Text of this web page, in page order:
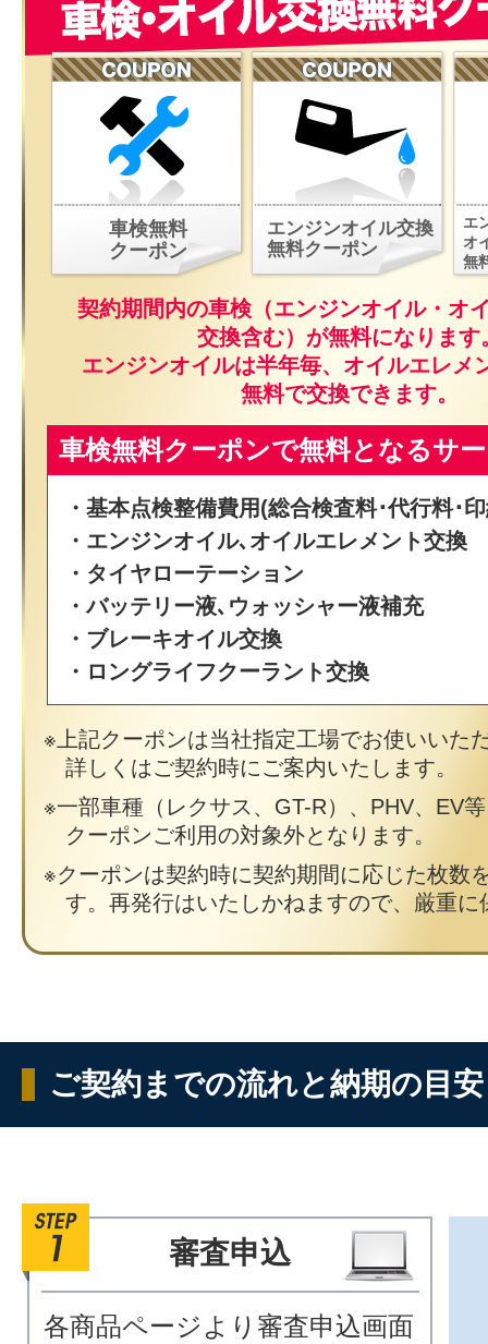
車検無料
クーポン
エンジンオイル交換
無料クーポン
エ
オ
無
契約期間内の車検（エンジンオイル・オ
交換含む）が無料になります
エンジンオイルは半年毎、オイルエレメ
無料で交換できます。
車検無料クーポンで無料となるサ
・基本点検整備費用(総合検査料･代行料･
・エンジンオイル､オイルエレメント交換
・タイヤローテーション
・バッテリー液､ウォッシャー液補充
・ブレーキオイル交換
・ロングライフクーラント交換
上記クーポンは当社指定工場でお使いいた
詳しくはご契約時にご案内いたします。
一部車種（レクサス、GT-R）、PHV、EV
クーポンご利用の対象外となります。
クーポンは契約時に契約期間に応じた枚数
す。再発行はいたしかねますので、厳重に
ご契約までの流れと納期の目安
審査申込
各商品ページより審査申込画面